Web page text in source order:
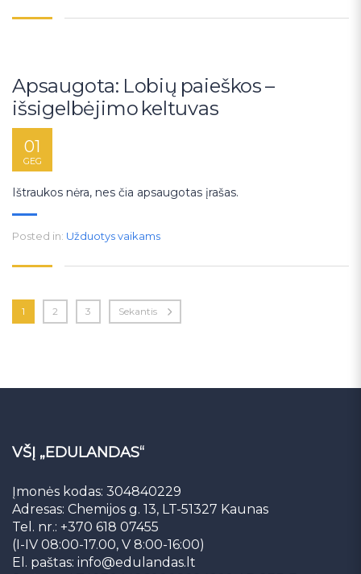
Apsaugota: Lobių paieškos –
išsigelbėjimo keltuvas
01
GEG
Ištraukos nėra, nes čia apsaugotas įrašas.
Posted in: Užduotys vaikams
1 2 3 Sekantis
VŠĮ „EDULANDAS“
Įmonės kodas: 304840229
Adresas: Chemijos g. 13, LT-51327 Kaunas
Tel. nr.: +370 618 07455
(I-IV 08:00-17.00, V 8:00-16:00)
El. paštas: info@edulandas.lt